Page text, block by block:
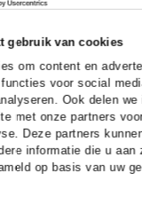
gebruik van cookies
om content en
voor social
Ook delen
met onze partners
Deze partners
informatie die u
op basis van uw
Bouw laat
is
nodig